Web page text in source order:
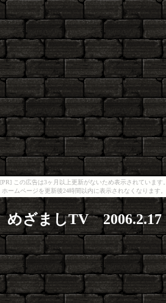
[PR] この広告は3ヶ月以上更新がないため表示されています。
ホームページを更新後24時間以内に表示されなくなります。
めざましTV 2006.2.17